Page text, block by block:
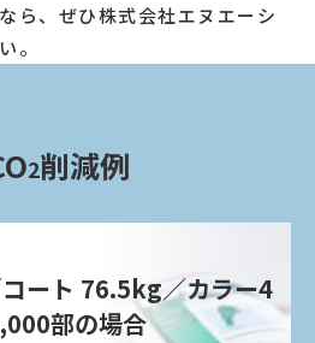
ら、ぜひ株式会社エヌエーシ
。
2削減例
ート 76.5kg／カラー4
部の場合